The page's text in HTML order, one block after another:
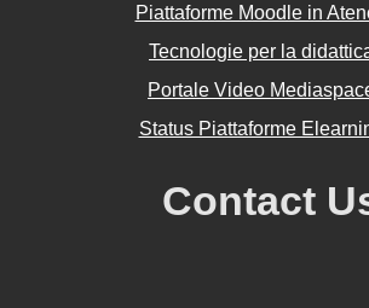
Piattaforme Moodle in
Tecnologie per la
Portale Video
Status Piattaforme
Contact